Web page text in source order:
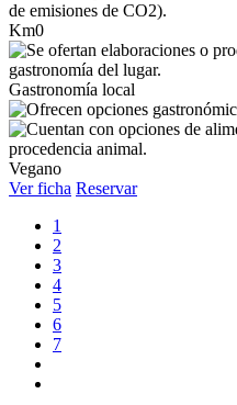
Km0
Gastronomía local
Vegano
Ver ficha Reservar
1
2
3
4
5
6
7